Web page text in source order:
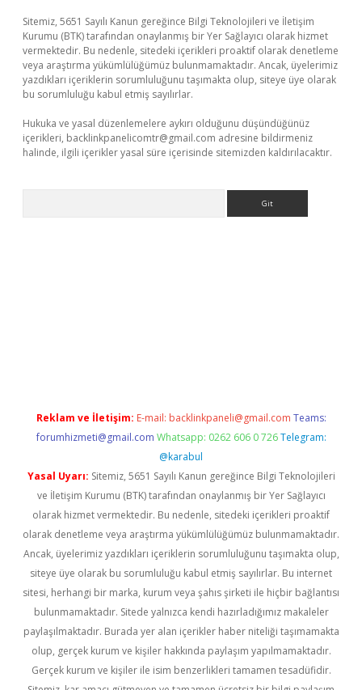
Sitemiz, 5651 Sayılı Kanun gereğince Bilgi Teknolojileri ve İletişim
Kurumu (BTK) tarafından onaylanmış bir Yer Sağlayıcı olarak hizmet
vermektedir. Bu nedenle, sitedeki içerikleri proaktif olarak denetleme
veya araştırma yükümlülüğümüz bulunmamaktadır. Ancak, üyelerimiz
yazdıkları içeriklerin sorumluluğunu taşımakta olup, siteye üye olarak
bu sorumluluğu kabul etmiş sayılırlar.
Hukuka ve yasal düzenlemelere aykırı olduğunu düşündüğünüz
içerikleri, backlinkpanelicomtr@gmail.com adresine bildirmeniz
halinde, ilgili içerikler yasal süre içerisinde sitemizden kaldırılacaktır.
Reklam ve İletişim: E-mail: backlinkpaneli@gmail.com Teams:
forumhizmeti@gmail.com Whatsapp: 0262 606 0 726 Telegram:
@karabul
Yasal Uyarı: Sitemiz, 5651 Sayılı Kanun gereğince Bilgi Teknolojileri
ve İletişim Kurumu (BTK) tarafından onaylanmış bir Yer Sağlayıcı
olarak hizmet vermektedir. Bu nedenle, sitedeki içerikleri proaktif
olarak denetleme veya araştırma yükümlülüğümüz bulunmamaktadır.
Ancak, üyelerimiz yazdıkları içeriklerin sorumluluğunu taşımakta olup,
siteye üye olarak bu sorumluluğu kabul etmiş sayılırlar. Bu internet
sitesi, herhangi bir marka, kurum veya şahıs şirketi ile hiçbir bağlantısı
bulunmamaktadır. Sitede yalnızca kendi hazırladığımız makaleler
paylaşılmaktadır. Burada yer alan içerikler haber niteliği taşımamakta
olup, gerçek kurum ve kişiler hakkında paylaşım yapılmamaktadır.
Gerçek kurum ve kişiler ile isim benzerlikleri tamamen tesadüfidir.